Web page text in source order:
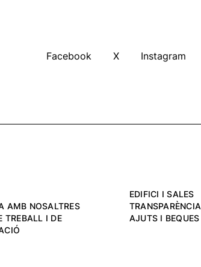
Facebook X Instagram
EDIFICI I SALES
AMB NOSALTRES
TRANSPARÈNCIA
TREBALL I DE
AJUTS I BEQUES